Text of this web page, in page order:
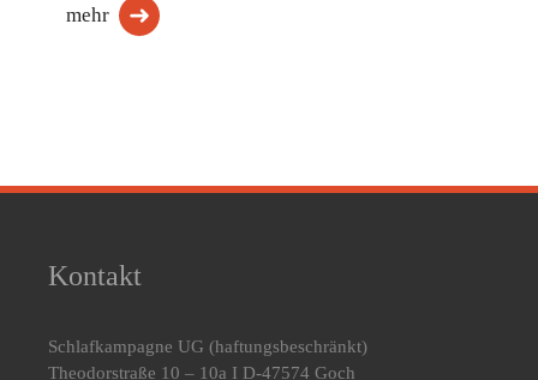
mehr
Kontakt
Schlafkampagne UG (haftungsbeschränkt)
Theodorstraße 10 – 10a I D-47574 Goch